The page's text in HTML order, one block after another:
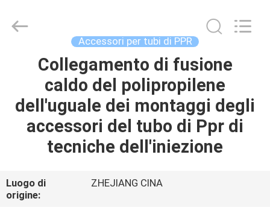
CASA
PRODOTTI
NOI
DSTHERM
INDUSTRIAL
Accessori per tubi di PPR
Collegamento di fusione
caldo del polipropilene
dell'uguale dei montaggi degli
accessori del tubo di Ppr di
tecniche dell'iniezione
Luogo di
origine:
ZHEJIANG CINA